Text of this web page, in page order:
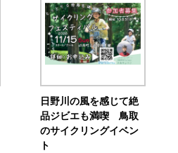
日野川の風を感じて絶
品ジビエも満喫 鳥取
のサイクリングイベン
ト